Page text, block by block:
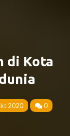
di Kota
2020 0